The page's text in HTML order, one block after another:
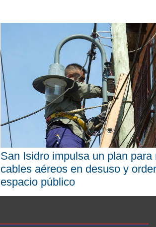
San Isidro impulsa un plan para
cables aéreos en desuso y
espacio público